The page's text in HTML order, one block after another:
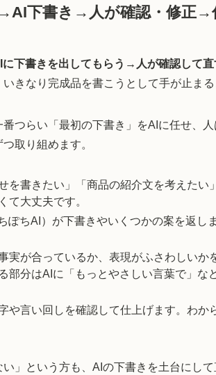
下書き→人が確認・修正→
に下書きを出してもらう→人が確認して
きなり完成品を書こうとして手が止ま
つらい「最初の下書き」をAIに任せ、
取り組めます。
を書きたい」「商品の紹介文を考えたい
て大丈夫です。
ぽちAI）が下書きやいくつかの案を返し
実が合っているか、表現がふさわしいか
部分はAIに「もっとやさしい言葉で」な
や言い回しを確認して仕上げます。わか
」という方も、AIの下書きを土台にし